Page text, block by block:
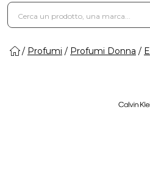
Profumi Profumi Donna